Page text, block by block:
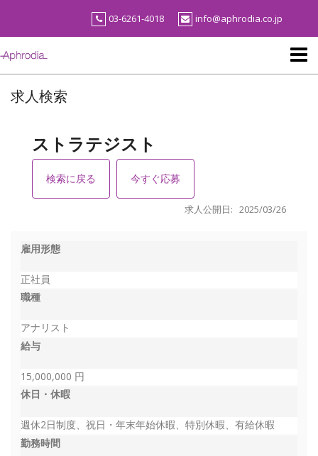
content
03-6261-4018 info@aphrodia.co.jp
求人検索
ストラテジスト
検索に戻る 今すぐ応募
求人公開日: 2025/03/26
雇用形態
正社員
職種
アナリスト
給与
15,000,000 円
休日・休暇
週休2日制度、祝日・年末年始休暇、特別休暇、有給休暇
勤務時間